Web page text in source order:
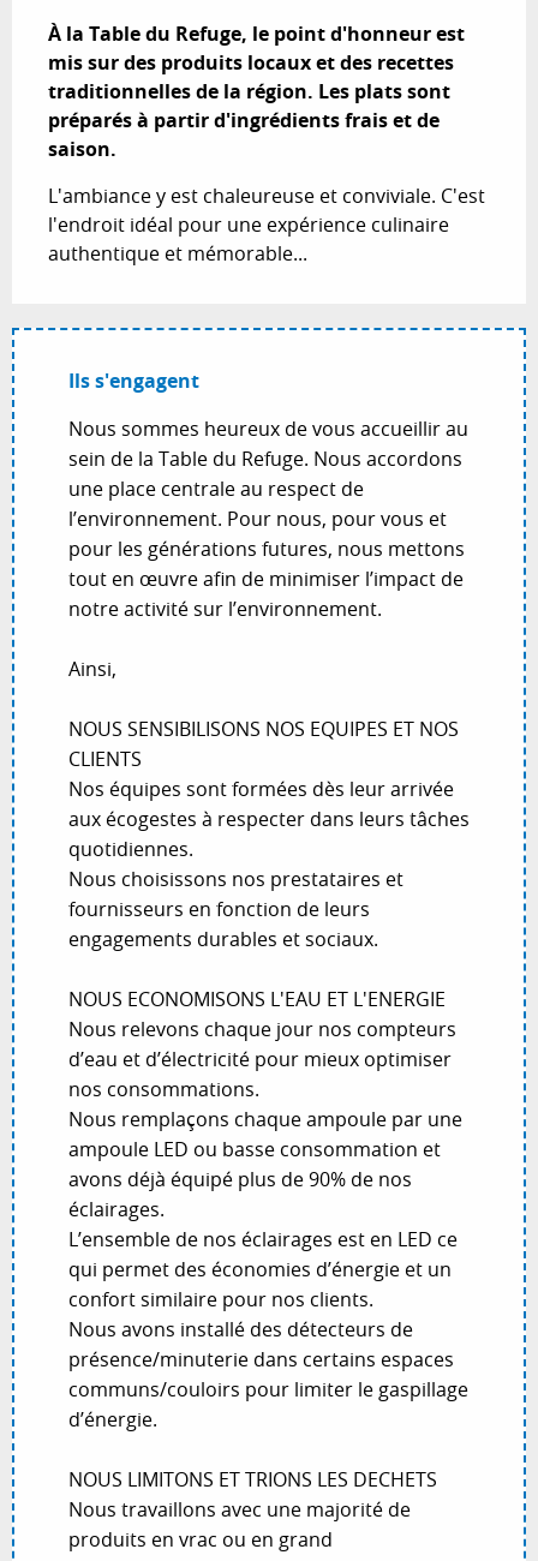
À la Table du Refuge, le point d'honneur est
mis sur des produits locaux et des recettes
traditionnelles de la région. Les plats sont
préparés à partir d'ingrédients frais et de
saison.
L'ambiance y est chaleureuse et conviviale. C'est
l'endroit idéal pour une expérience culinaire
authentique et mémorable...
Ils s'engagent
Nous sommes heureux de vous accueillir au
sein de la Table du Refuge. Nous accordons
une place centrale au respect de
l’environnement. Pour nous, pour vous et
pour les générations futures, nous mettons
tout en œuvre afin de minimiser l’impact de
notre activité sur l’environnement.
Ainsi,
NOUS SENSIBILISONS NOS EQUIPES ET NOS
CLIENTS
Nos équipes sont formées dès leur arrivée
aux écogestes à respecter dans leurs tâches
quotidiennes.
Nous choisissons nos prestataires et
fournisseurs en fonction de leurs
engagements durables et sociaux.
NOUS ECONOMISONS L'EAU ET L'ENERGIE
Nous relevons chaque jour nos compteurs
d’eau et d’électricité pour mieux optimiser
nos consommations.
Nous remplaçons chaque ampoule par une
ampoule LED ou basse consommation et
avons déjà équipé plus de 90% de nos
éclairages.
L’ensemble de nos éclairages est en LED ce
qui permet des économies d’énergie et un
confort similaire pour nos clients.
Nous avons installé des détecteurs de
présence/minuterie dans certains espaces
communs/couloirs pour limiter le gaspillage
d’énergie.
NOUS LIMITONS ET TRIONS LES DECHETS
Nous travaillons avec une majorité de
produits en vrac ou en grand